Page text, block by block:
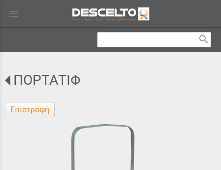
menu
search
ΠΟΡΤΑΤΙΦ
Επιστροφή